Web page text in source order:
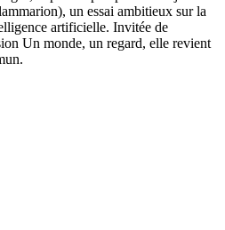
un essai ambitieux sur la
artificielle. Invitée de
Un monde, un regard, elle revient